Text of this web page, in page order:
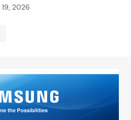
2026
electrónico no será
obligatorios están